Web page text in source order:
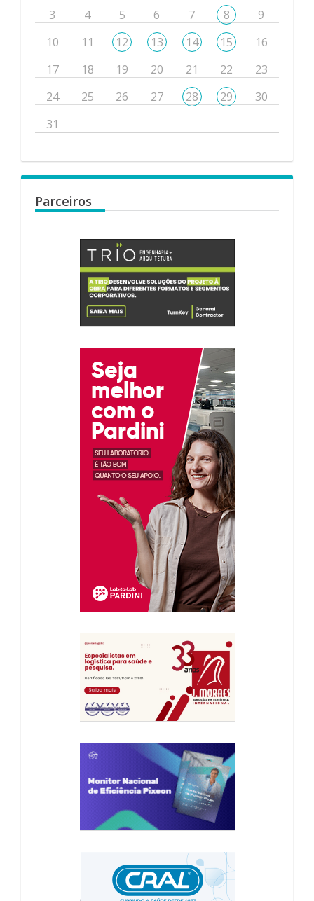
3 4 5 6 7 8
9
10
11 12 13 14 15
16
17
18 19 20 21 22
23
24
25 26 27 28 29
30
31
Parceiros